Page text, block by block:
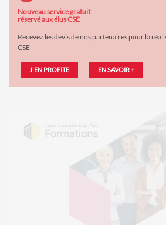
Nouveau service gratuit
réservé aux élus CSE
Recevez les devis de nos partenaires pour la
CSE
J'EN PROFITE EN SAVOIR +